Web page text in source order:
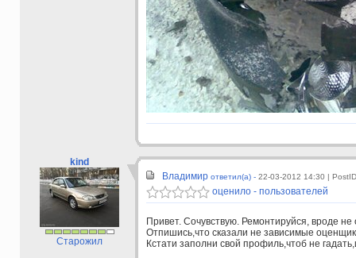
kind
Старожил
Владимир ответил(а) - 22-03-2012 14:30 |
оценило - пользователей
Привет. Сочувствую. Ремонтируйся, вроде
Отпишись,что сказали не зависимые
Кстати заполни свой профиль,чтоб не